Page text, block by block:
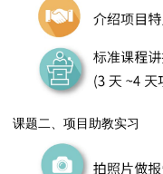
课题二、项目助教实习